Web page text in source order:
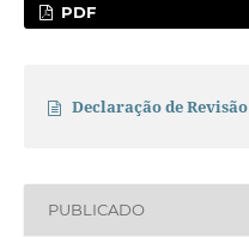
PDF
Declaração de Revisão
PUBLICADO